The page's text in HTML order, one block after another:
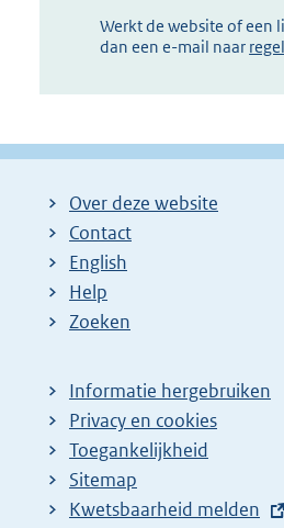
Werkt de website of een
dan een e-mail naar
Over deze website
Contact
English
Help
Zoeken
Informatie hergebruiken
Privacy en cookies
Toegankelijkheid
Sitemap
E
Kwetsbaarheid melden